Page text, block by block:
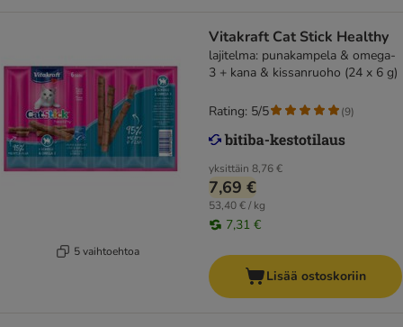
5 vaihtoehtoa
Vitakraft Cat Stick Healthy
lajitelma: punakampela & omega-
3 + kana & kissanruoho (24 x 6 g)
yksittäin 8,76 €
7,69 €
53,40 € / kg
7,31 €
Rating: 5/5 (9)
Lisää ostoskoriin